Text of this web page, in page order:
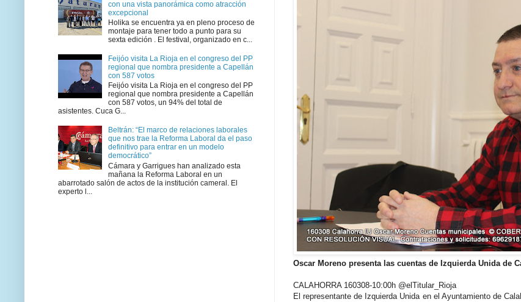
Oscar Moreno presenta las cuentas de Izquierda Unida de
CALAHORRA 160308-10:00h @elTitular_Rioja
El representante de Izquierda Unida en el Ayuntamiento de
con una vista panorámica como atracción
excepcional
Holika se encuentra ya en pleno proceso de
montaje para tener todo a punto para su
sexta edición . El festival, organizado en c...
Feijóo visita La Rioja en el congreso del PP
regional que nombra presidente a Capellán
con 587 votos
Feijóo visita La Rioja en el congreso del PP
regional que nombra presidente a Capellán
con 587 votos, un 94% del total de
asistentes. Cuca G...
Beltrán: “El marco de relaciones laborales
que nos trae la Reforma Laboral da el paso
definitivo para entrar en un modelo
democrático”
Cámara y Garrigues han analizado esta
mañana la Reforma Laboral en un
abarrotado salón de actos de la institución cameral. El
experto l...